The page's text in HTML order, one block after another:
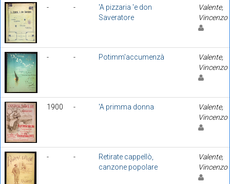
- -
'A pizzaria 'e don
Saveratore
Valente,
Vincenzo
- - Potimm'accumenzà
Valente,
Vincenzo
1900 - 'A primma donna
Valente,
Vincenzo
- -
Retirate cappellò,
canzone popolare
Valente,
Vincenzo